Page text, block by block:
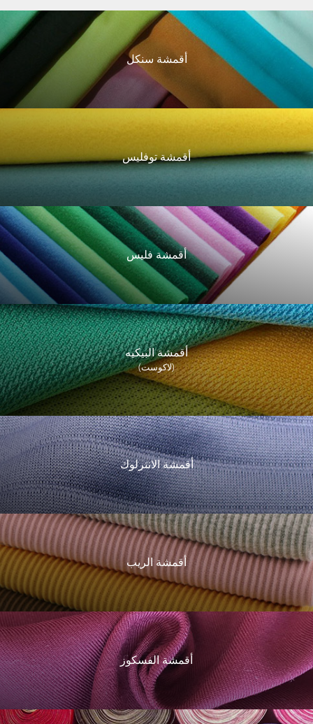
أقمشة سنكل
أقمشة توفليس
أقمشة فليس
أقمشة البيكيه
(لاكوست)
أقمشة الانترلوك
أقمشة الريب
أقمشة الفسكوز